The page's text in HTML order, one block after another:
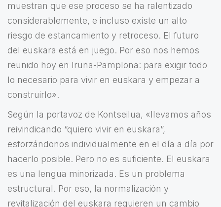
muestran que ese proceso se ha ralentizado
considerablemente, e incluso existe un alto
riesgo de estancamiento y retroceso. El futuro
del euskara está en juego. Por eso nos hemos
reunido hoy en Iruña-Pamplona: para exigir todo
lo necesario para vivir en euskara y empezar a
construirlo».
Según la portavoz de Kontseilua, «llevamos años
reivindicando “quiero vivir en euskara”,
esforzándonos individualmente en el día a día por
hacerlo posible. Pero no es suficiente. El euskara
es una lengua minorizada. Es un problema
estructural. Por eso, la normalización y
revitalización del euskara requieren un cambio